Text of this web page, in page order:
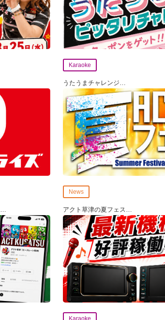
Karaoke
うたうまチャレンジ…
…
News
アクト草津の夏フェス…